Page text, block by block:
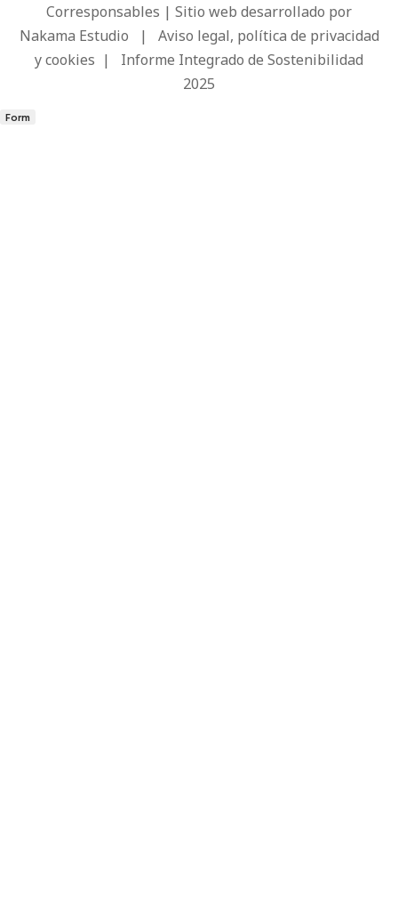
Corresponsables | Sitio web desarrollado por
Nakama Estudio | Aviso legal, política de privacidad
y cookies | Informe Integrado de Sostenibilidad
2025
Form